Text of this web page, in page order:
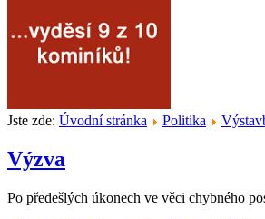
Jste zde: Úvodní stránka Politika
Výzva
Po předešlých úkonech ve věci chybného